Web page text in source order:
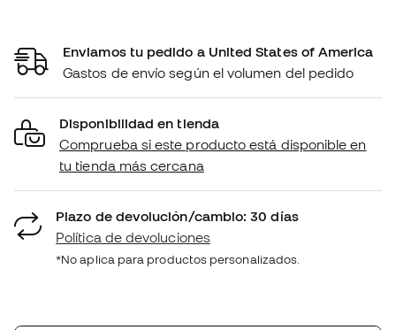
Enviamos tu pedido a United States of America
Gastos de envío según el volumen del pedido
Disponibilidad en tienda
Comprueba si este producto está disponible en
tu tienda más cercana
Plazo de devolución/cambio: 30 días
Política de devoluciones
*No aplica para productos personalizados.